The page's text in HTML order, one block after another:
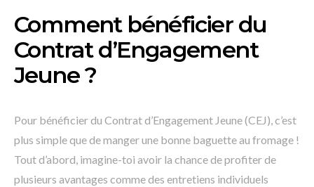
Comment bénéficier du
Contrat d’Engagement
Jeune ?
Pour bénéficier du Contrat d’Engagement Jeune (CEJ), c’est
plus simple que de manger une bonne baguette au fromage !
Tout d’abord, imagine-toi avoir la chance de profiter de
plusieurs avantages comme des entretiens individuels